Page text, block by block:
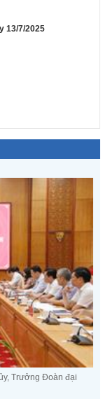
13/7/2025
Trưởng Đoàn đại